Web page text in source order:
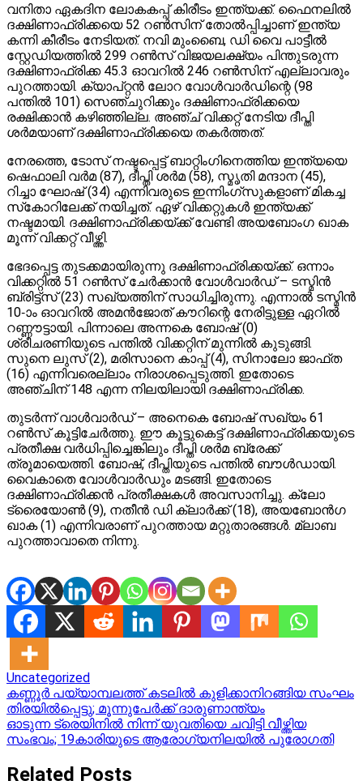
വനിതാ ഏകദിന ലോകകപ്പ് കിരീടം ഇന്ത്യക്ക്. ഫൈനലില്‍
ദക്ഷിണാഫ്രിക്കയെ 52 റണ്‍സിന് തോല്‍പ്പിച്ചാണ് ഇന്ത്യ
കന്നി കീരീടം നേടിയത്. നവി മുംബൈ, ഡി വൈ പാട്ടീല്‍
സ്റ്റേഡിയത്തില്‍ 299 റണ്‍സ് വിജയലക്ഷ്യം പിന്തുടരുന്ന
ദക്ഷിണാഫ്രിക്ക 45.3 ഓവറില്‍ 246 റണ്‍സിന് എല്ലാവരും
പുറത്തായി. ക്യാപ്റ്റന്‍ ലോറ വോള്‍വാര്‍ഡിന്റെ (98
പന്തില്‍ 101) സെഞ്ചുറിക്കും ദക്ഷിണാഫ്രിക്കയെ
രക്ഷിക്കാന്‍ കഴിഞ്ഞില്ല. അഞ്ച് വിക്കറ്റ് നേടിയ ദീപ്തി
ശര്‍മയാണ് ദക്ഷിണാഫ്രിക്കയെ തകര്‍ത്തത്.
നേരത്തെ, ടോസ് നഷ്ടപ്പെട്ട് ബാറ്റിംഗിനെത്തിയ ഇന്ത്യയെ
ഷെഫാലി വര്‍മ (87), ദീപ്തി ശര്‍മ (58), സ്മൃതി മന്ദാന (45),
റിച്ചാ ഘോഷ് (34) എന്നിവരുടെ ഇന്നിംഗ്സുകളാണ് മികച്ച
സ്‌കോറിലേക്ക് നയിച്ചത്. ഏഴ് വിക്കറ്റുകള്‍ ഇന്ത്യക്ക്
നഷ്ടമായി. ദക്ഷിണാഫ്രിക്കയ്ക്ക് വേണ്ടി അയബോംഗ ഖാക
മൂന്ന് വിക്കറ്റ് വീഴ്ത്തി.
ഭേദപ്പെട്ട തുടക്കമായിരുന്നു ദക്ഷിണാഫ്രിക്കയ്ക്ക്. ഒന്നാം
വിക്കറ്റില്‍ 51 റണ്‍സ് ചേര്‍ക്കാന്‍ വോള്‍വാര്‍ഡ് – ടസ്മിന്‍
ബ്രിട്ട്‌സ് (23) സഖ്യത്തിന് സാധിച്ചിരുന്നു. എന്നാല്‍ ടസ്മിന്‍
10-ാം ഓവറില്‍ അമന്‍ജോത് കൗറിന്റെ നേരിട്ടുള്ള ഏറില്‍
റണ്ണൗട്ടായി. പിന്നാലെ അന്നകെ ബോഷ് (0)
ശ്രീചരണിയുടെ പന്തില്‍ വിക്കറ്റിന് മുന്നില്‍ കുടുങ്ങി.
സുനെ ലുസ് (2), മരിസാനെ കാപ്പ് (4), സിനാലോ ജാഫ്ത
(16) എന്നിവരെല്ലാം നിരാശപ്പെടുത്തി. ഇതോടെ
അഞ്ചിന് 148 എന്ന നിലയിലായി ദക്ഷിണാഫ്രിക്ക.
തുടര്‍ന്ന് വാള്‍വാര്‍ഡ് – അനെകെ ബോഷ് സഖ്യം 61
റണ്‍സ് കൂട്ടിചേര്‍ത്തു. ഈ കൂട്ടുകെട്ട് ദക്ഷിണാഫ്രിക്കയുടെ
പ്രതീക്ഷ വര്‍ധിപ്പിച്ചെങ്കിലും ദീപ്തി ശര്‍മ ബ്രേക്ക്
ത്രൂമായെത്തി. ബോഷ്, ദീപ്തിയുടെ പന്തില്‍ ബൗള്‍ഡായി.
വൈകാതെ വോള്‍വാര്‍ഡും മടങ്ങി. ഇതോടെ
ദക്ഷിണാഫ്രിക്കന്‍ പ്രതീക്ഷകള്‍ അവസാനിച്ചു. ക്ലോ
ട്രൈയോണ്‍ (9), നതീന്‍ ഡി ക്ലാര്‍ക്ക് (18), അയബോന്‍ഗ
ഖാക (1) എന്നിവരാണ് പുറത്തായ മറ്റുതാരങ്ങള്‍. മ്ലാബ
പുറത്താവാതെ നിന്നു.
Uncategorized
Post
navigation
കണ്ണൂര്‍ പയ്യാമ്പലത്ത് കടലില്‍ കുളിക്കാനിറങ്ങിയ സംഘം
തിരയില്‍പ്പെട്ടു; മൂന്നുപേർക്ക് ദാരുണാന്ത്യം
ഓടുന്ന ട്രെയിനില്‍ നിന്ന് യുവതിയെ ചവിട്ടി വീഴ്ത്തിയ
സംഭവം; 19കാരിയുടെ ആരോഗ്യനിലയില്‍ പുരോഗതി
Related Posts